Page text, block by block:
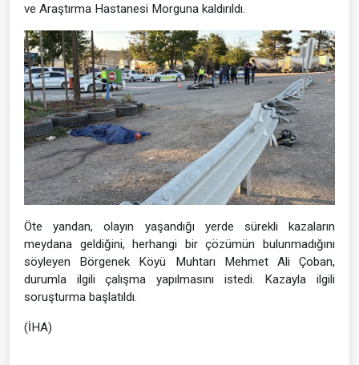
ve Araştırma Hastanesi Morguna kaldırıldı.
Öte yandan, olayın yaşandığı yerde sürekli kazaların
meydana geldiğini, herhangi bir çözümün bulunmadığını
söyleyen Börgenek Köyü Muhtarı Mehmet Ali Çoban,
durumla ilgili çalışma yapılmasını istedi. Kazayla ilgili
soruşturma başlatıldı.
(İHA)